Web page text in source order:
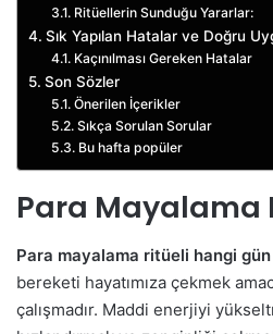
Ritüellerin Sunduğu Yararlar:
Sık Yapılan Hatalar ve Doğru
Kaçınılması Gereken Hatalar
Son Sözler
Önerilen İçerikler
Sıkça Sorulan Sorular
Bu hafta popüler
Para Mayalama
Para mayalama ritüeli hangi gün
bereketi hayatımıza çekmek
çalışmadır. Maddi enerjiyi